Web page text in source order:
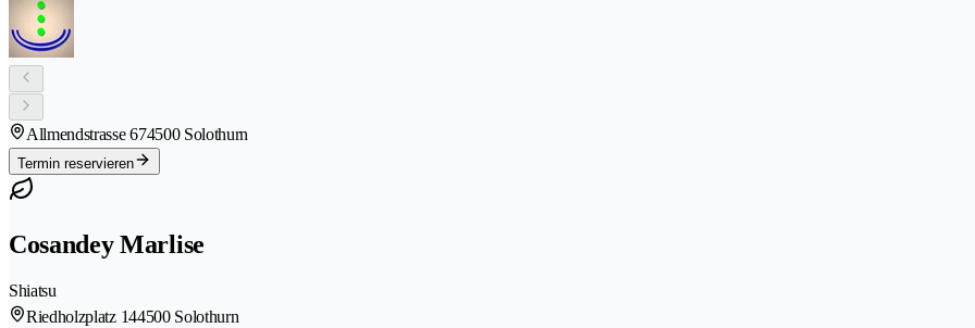
Allmendstrasse 674500 Solothurn
Termin reservieren
Cosandey Marlise
Shiatsu
Riedholzplatz 144500 Solothurn